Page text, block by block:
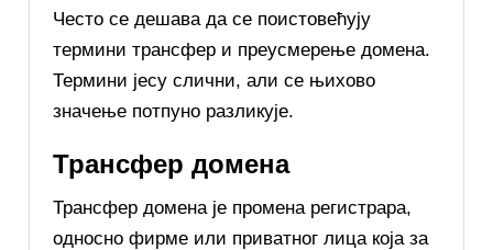
Често се дешава да се поистовећују
термини трансфер и преусмерење домена.
Термини јесу слични, али се њихово
значење потпуно разликује.
Трансфер домена
Трансфер домена је промена регистрара,
односно фирме или приватног лица која за